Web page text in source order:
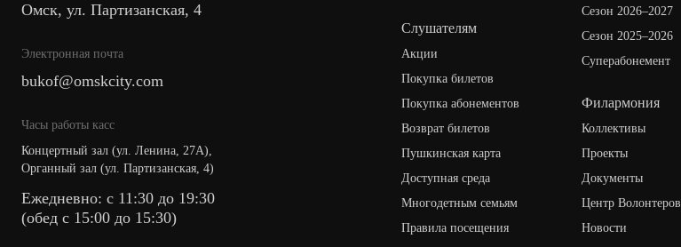
Омск, ул. Партизанская, 4
Электронная почта
bukof@omskcity.com
Часы работы касс
Концертный зал (ул. Ленина, 27А),
Органный зал (ул. Партизанская, 4)
Ежедневно: с 11:30 до 19:30
(обед с 15:00 до 15:30)
Слушателям
Акции
Покупка билетов
Покупка абонементов
Возврат билетов
Пушкинская карта
Доступная среда
Многодетным семьям
Правила посещения
Сезон 2026–2027
Сезон 2025–2026
Суперабонемент
Филармония
Коллективы
Проекты
Документы
Центр Волонтеров
Новости